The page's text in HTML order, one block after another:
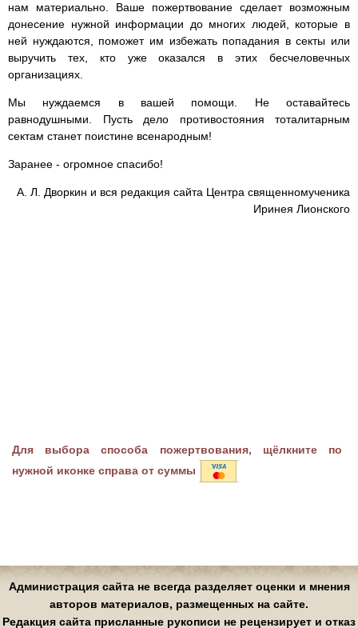
нам материально. Ваше пожертвование сделает возможным
донесение нужной информации до многих людей, которые в
ней нуждаются, поможет им избежать попадания в секты или
выручить тех, кто уже оказался в этих бесчеловечных
организациях.
Мы нуждаемся в вашей помощи. Не оставайтесь
равнодушными. Пусть дело противостояния тоталитарным
сектам станет поистине всенародным!
Заранее - огромное спасибо!
А. Л. Дворкин и вся редакция сайта Центра священномученика
Иринея Лионского
Для выбора способа пожертвования, щёлкните по
нужной иконке справа от суммы
Администрация сайта не всегда разделяет оценки и мнения
авторов материалов, размещенных на сайте.
Редакция сайта присланные рукописи не рецензирует и отказ